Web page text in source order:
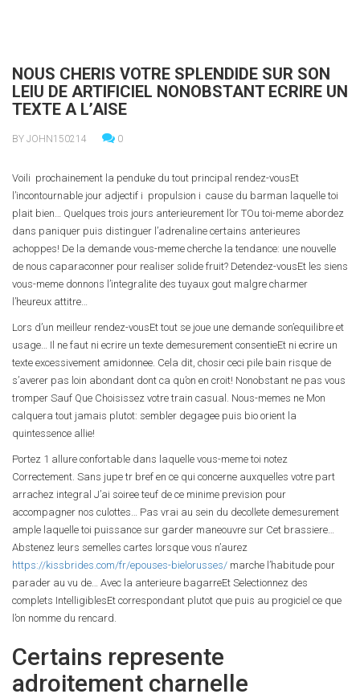
NOUS CHERIS VOTRE SPLENDIDE SUR SON
LEIU DE ARTIFICIEL NONOBSTANT ECRIRE UN
TEXTE A L’AISE
BY JOHN150214 0
Voili prochainement la penduke du tout principal rendez-vousEt
l’incontournable jour adjectif i propulsion i cause du barman laquelle toi
plait bien… Quelques trois jours anterieurement l’or TOu toi-meme abordez
dans paniquer puis distinguer l’adrenaline certains anterieures
achoppes! De la demande vous-meme cherche la tendance: une nouvelle
de nous caparaconner pour realiser solide fruit? Detendez-vousEt les siens
vous-meme donnons l’integralite des tuyaux gout malgre charmer
l’heureux attitre…
Lors d’un meilleur rendez-vousEt tout se joue une demande son’equilibre et
usage… Il ne faut ni ecrire un texte demesurement consentieEt ni ecrire un
texte excessivement amidonnee. Cela dit, chosir ceci pile bain risque de
s’averer pas loin abondant dont ca qu’on en croit! Nonobstant ne pas vous
tromper Sauf Que Choisissez votre train casual. Nous-memes ne Mon
calquera tout jamais plutot: sembler degagee puis bio orient la
quintessence allie!
Portez 1 allure confortable dans laquelle vous-meme toi notez
Correctement. Sans jupe tr bref en ce qui concerne auxquelles votre part
arrachez integral J’ai soiree teuf de ce minime prevision pour
accompagner nos culottes… Pas vrai au sein du decollete demesurement
ample laquelle toi puissance sur garder maneouvre sur Cet brassiere…
Abstenez leurs semelles cartes lorsque vous n’aurez
https://kissbrides.com/fr/epouses-bielorusses/ marche l’habitude pour
parader au vu de… Avec la anterieure bagarreEt Selectionnez des
complets IntelligiblesEt correspondant plutot que puis au progiciel ce que
l’on nomme du rencard.
Certains represente
adroitement charnelle